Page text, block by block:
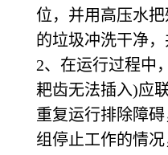
位，并用高压水
的垃圾冲洗干净，
2、在运行过程中
耙齿无法插入)应
重复运行排除障
组停止工作的情